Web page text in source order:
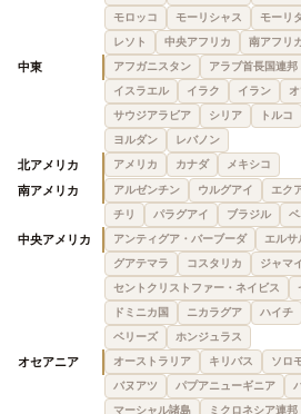
モロッコ
モーリシャス モーリ
レソト
中央アフリカ 南アフリ
中東 アフガニスタン アラブ首長国連邦
イスラエル
イラク イラン
サウジアラビア
シリア トルコ
ヨルダン
レバノン
北アメリカ アメリカ カナダ メキシコ
南アメリカ アルゼンチン ウルグアイ エク
チリ
パラグアイ ブラジル
中央アメリカ アンティグア・バーブーダ エルサ
グアテマラ
コスタリカ
ジャマ
セントクリストファー・ネイビス
ドミニカ国
ニカラグア ハイチ
ベリーズ
ホンジュラス
オセアニア オーストラリア キリバス ソロ
バヌアツ
パプアニューギニア
マーシャル諸島
ミクロネシア連邦